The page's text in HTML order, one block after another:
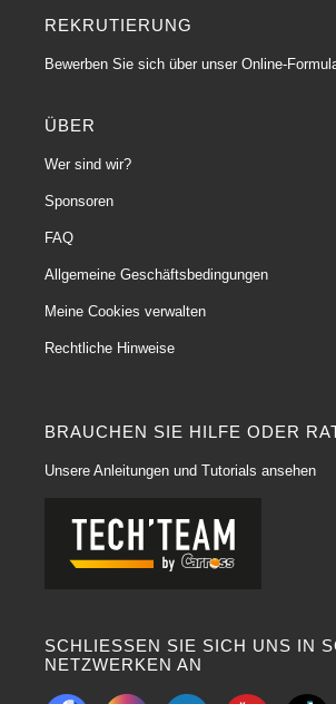
Reinigung.
Entfetter sind Produkte, die entwickelt wurden, um
andere Verunreinigungsrückstände von der
jeweils speziell für die Behandlung bestimmter Arten
entfernen.
Anwendung
Ideal zur Vorbereitung der Oberfläche
Karosserie.
Hydro:
wasserabweisende Verunreinigungen zu entfernen.
:Nützlich zur Entfernung von Ölflecken,
Luftverschmutzung und anderen wasserfesten
Anwendung:Speziell für die Reinigung von
BRAUCHEN SIE HILFE ODER
Unsere Anleitungen und Tutorials ansehen
SCHLIESSEN SIE SICH UNS IN
NETZWERKEN AN
REKRUTIERUNG
Bewerben Sie sich über unser Online-
ÜBER
Wer sind wir?
Sponsoren
FAQ
Allgemeine Geschäftsbedingungen
Meine Cookies verwalten
Rechtliche Hinweise